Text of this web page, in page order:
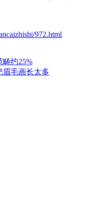
972.html
约25%
眉毛画长太多